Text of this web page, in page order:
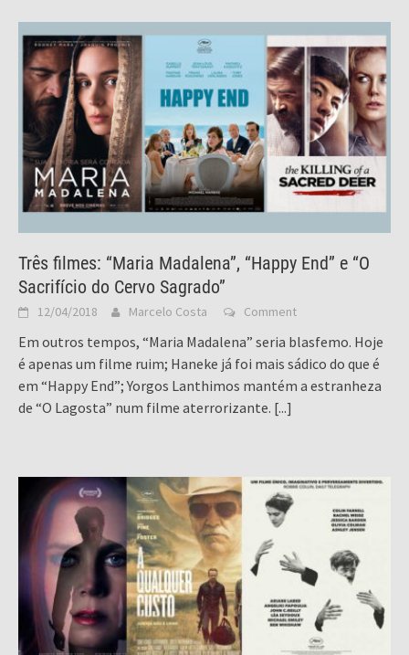
Três filmes: “Maria Madalena”, “Happy End” e “O
Sacrifício do Cervo Sagrado”
12/04/2018 Marcelo Costa Comment
Em outros tempos, “Maria Madalena” seria blasfemo. Hoje
é apenas um filme ruim; Haneke já foi mais sádico do que é
em “Happy End”; Yorgos Lanthimos mantém a estranheza
de “O Lagosta” num filme aterrorizante. [...]